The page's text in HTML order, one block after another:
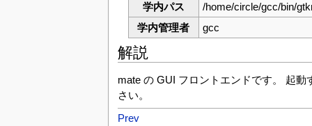
学内パス
/home/circle/gcc/bin/
学内管理者
gcc
解説
mate の GUI フロントエンドです。 起
さい。
Prev